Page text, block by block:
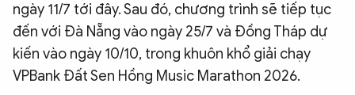
ngày 11/7 tới đây. Sau đó, chương trình sẽ tiếp tục
đến với Đà Nẵng vào ngày 25/7 và Đồng Tháp dự
kiến vào ngày 10/10, trong khuôn khổ giải chạy
VPBank Đất Sen Hồng Music Marathon 2026.